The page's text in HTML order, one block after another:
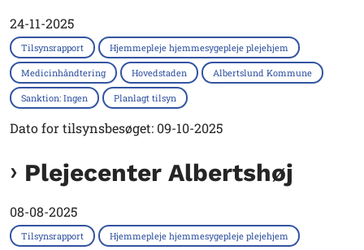
24-11-2025
Tilsynsrapport Hjemmepleje hjemmesygepleje plejehjem
Medicinhåndtering Hovedstaden Albertslund Kommune
Sanktion: Ingen Planlagt tilsyn
Dato for tilsynsbesøget: 09-10-2025
Plejecenter Albertshøj
08-08-2025
Tilsynsrapport Hjemmepleje hjemmesygepleje plejehjem